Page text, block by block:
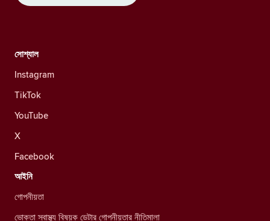
সোশ্যাল
Instagram
TikTok
YouTube
X
Facebook
আইনি
গোপনীয়তা
ভোক্তা স্বাস্থ্য বিষয়ক ডেটার গোপনীয়তার নীতিমালা